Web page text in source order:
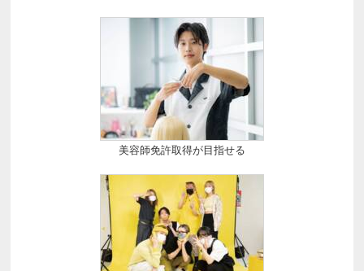
美容師免許取得が目指せる